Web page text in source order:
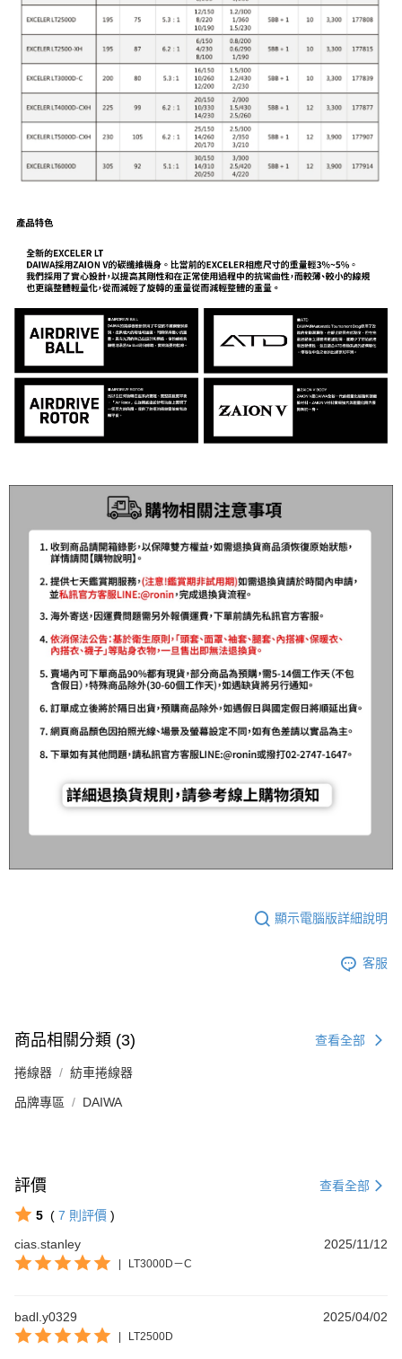
顯示電腦版詳細說明
客服
商品相關分類 (3) 查看全部
捲線器 紡車捲線器
品牌專區 DAIWA
評價 查看全部
5 ( 7 則評價 )
cias.stanley
2025/11/12
LT3000D－C
badl.y0329 2025/04/02
LT2500D